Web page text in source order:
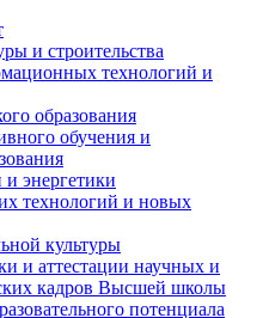
и строительства
технологий и
образования
обучения и
энергетики
технологий и новых
культуры
и аттестации научных и
кадров Высшей школы
потенциала